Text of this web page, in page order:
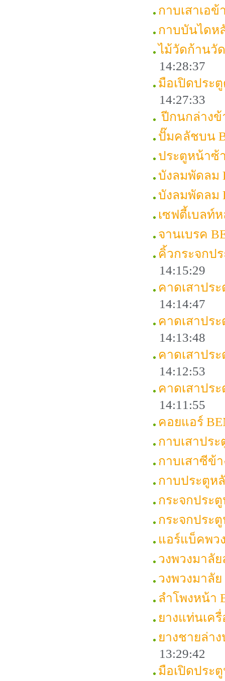
กาบเสาเอข้
กาบบันไดห
ไม้วัดก้านวัด
14:28:37
มือเปิดประ
14:27:33
ปีกนกล่างข้
ปั๊มคลัชบน
ประตูหน้าซ้
บังลมพัดลม
บังลมพัดลม
เซฟตี้เบลท์
จานเบรค
คิ้วกระจกป
14:15:29
คาดเสาปร
14:14:47
คาดเสาปร
14:13:48
คาดเสาปร
14:12:53
คาดเสาปร
14:11:55
คอยแอร์
กาบเสาปร
กาบเสาซีข้
กาบประตูห
กระจกประ
กระจกประ
แอร์แบ็คพว
วงพวงมาลัย
วงพวงมาลัย
ลำโพงหน้า
ยางแท่นเครื่
ยางชายล่า
13:29:42
มือเปิดประ